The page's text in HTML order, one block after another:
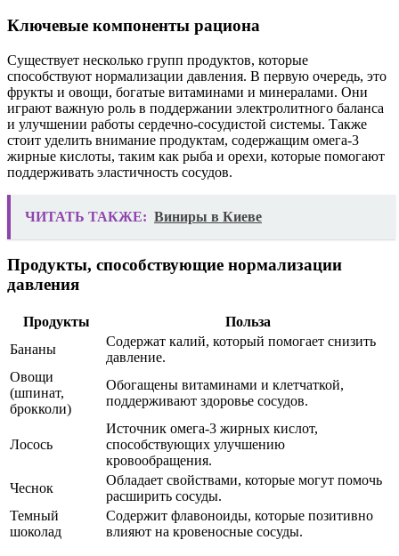
Ключевые компоненты рациона
Существует несколько групп продуктов, которые
способствуют нормализации давления. В первую очередь, это
фрукты и овощи, богатые витаминами и минералами. Они
играют важную роль в поддержании электролитного баланса
и улучшении работы сердечно-сосудистой системы. Также
стоит уделить внимание продуктам, содержащим омега-3
жирные кислоты, таким как рыба и орехи, которые помогают
поддерживать эластичность сосудов.
ЧИТАТЬ ТАКЖЕ: Виниры в Киеве
Продукты, способствующие нормализации
давления
Продукты
Польза
Бананы
Содержат калий, который помогает снизить
давление.
Овощи
(шпинат,
брокколи)
Обогащены витаминами и клетчаткой,
поддерживают здоровье сосудов.
Лосось
Источник омега-3 жирных кислот,
способствующих улучшению
кровообращения.
Чеснок
Обладает свойствами, которые могут помочь
расширить сосуды.
Темный
шоколад
Содержит флавоноиды, которые позитивно
влияют на кровеносные сосуды.